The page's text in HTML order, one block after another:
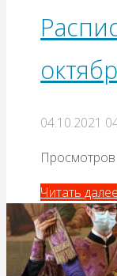
04.10.2021
Читать далее